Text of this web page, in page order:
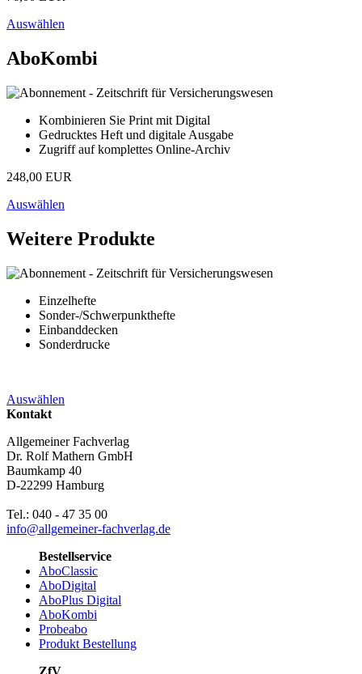
Auswählen
AboKombi
Kombinieren Sie Print mit Digital
Gedrucktes Heft und digitale Ausgabe
Zugriff auf komplettes Online-Archiv
248,00 EUR
Auswählen
Weitere Produkte
Einzelhefte
Sonder-/Schwerpunkthefte
Einbanddecken
Sonderdrucke
Auswählen
Kontakt
Allgemeiner Fachverlag
Dr. Rolf Mathern GmbH
Baumkamp 40
D-22299 Hamburg
Tel.: 040 - 47 35 00
info@allgemeiner-fachverlag.de
Bestellservice
AboClassic
AboDigital
AboPlus Digital
AboKombi
Probeabo
Produkt Bestellung
ZfV